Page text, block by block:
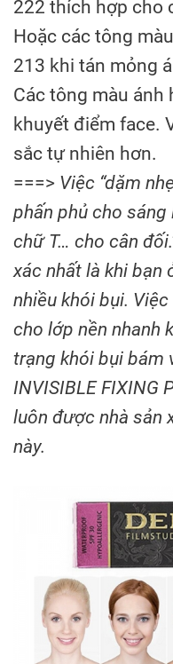
222 thích hợp cho
Hoặc các tông
213 khi tán mỏng
Các tông màu
khuyết điểm face.
sắc tự nhiên hơn.
===> Việc “dặm
phấn phủ cho
chữ T… cho cân
xác nhất là khi bạn
nhiều khói bụi.
cho lớp nền nhanh
trạng khói bụi bám
INVISIBLE FIXING
luôn được nhà sản
này.